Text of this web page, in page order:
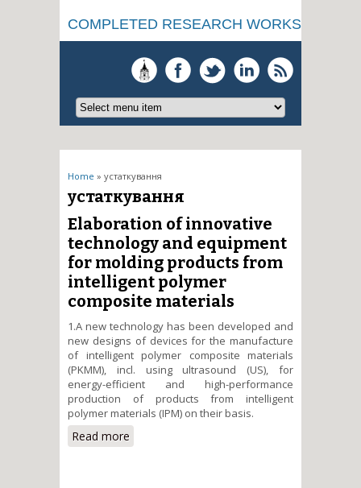
COMPLETED RESEARCH WORKS
You are here
Home » устаткування
устаткування
Elaboration of innovative
technology and equipment
for molding products from
intelligent polymer
composite materials
1.A new technology has been developed and
new designs of devices for the manufacture
of intelligent polymer composite materials
(PKMM), incl. using ultrasound (US), for
energy-efficient and high-performance
production of products from intelligent
polymer materials (IPM) on their basis.
Read more
technology and equipment for